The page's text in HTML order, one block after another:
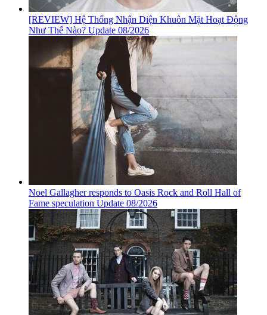
[REVIEW] Hệ Thống Nhận Diện Khuôn Mặt Hoạt Động
Như Thế Nào? Update 08/2026
Noel Gallagher responds to Oasis Rock and Roll Hall of
Fame speculation Update 08/2026